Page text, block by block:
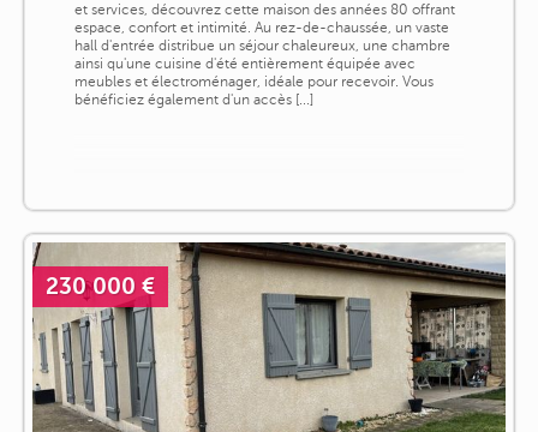
et services, découvrez cette maison des années 80 offrant
espace, confort et intimité. Au rez-de-chaussée, un vaste
hall d'entrée distribue un séjour chaleureux, une chambre
ainsi qu'une cuisine d'été entièrement équipée avec
meubles et électroménager, idéale pour recevoir. Vous
bénéficiez également d'un accès [...]
230 000 €